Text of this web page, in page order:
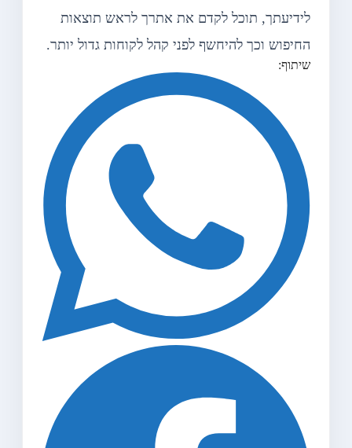
לידיעתך, תוכל לקדם את אתרך לראש תוצאות
החיפוש וכך להיחשף לפני קהל לקוחות גדול יותר.
שיתוף: